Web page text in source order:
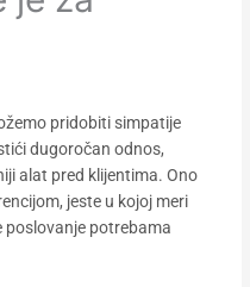
pridobiti simpatije
dugoročan odnos,
alat pred klijentima. Ono
jeste u kojoj meri
poslovanje potrebama